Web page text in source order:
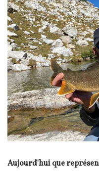
Texte
Aujourd'hui que